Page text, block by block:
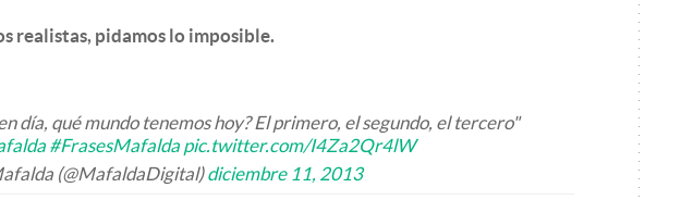
realistas, pidamos lo imposible.
día, qué mundo tenemos hoy? El primero, el segundo, el tercero"
#FrasesMafalda pic.twitter.com/I4Za2Qr4lW
(@MafaldaDigital)diciembre 11, 2013